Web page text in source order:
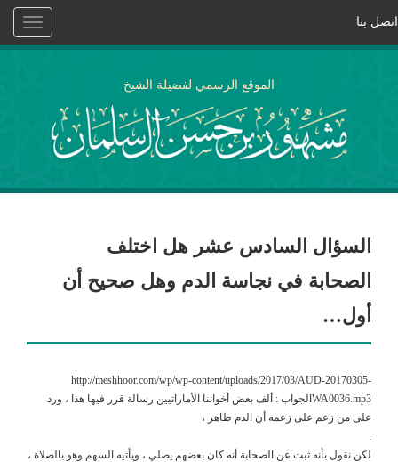
Toggle
اتصل بنا
الموقع الرسمي لفضيلة الشيخ
السؤال السادس عشر هل اختلف
الصحابة في نجاسة الدم وهل صحيح أن
أول…
http://meshhoor.com/wp/wp-content/uploads/2017/03/AUD-20170305-
WA0036.mp3الجواب : ألف بعض أخواننا الأماراتيين رسالة قرر فيها هذا ، ورد
على من زعم على زعمه أن الدم طاهر ،
لكن نقول بأنه ثبت عن الصحابة أنه كان بعضهم يصلي ، ويأتيه السهم وهو بالصلاة ،